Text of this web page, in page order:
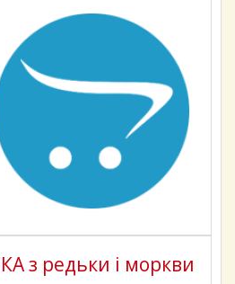
з редьки і моркви